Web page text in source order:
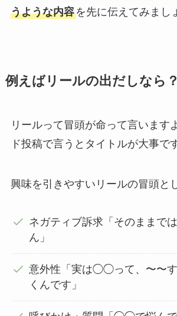
うような内容を先に伝えてみまし
例えばリールの出だしなら？
リールって冒頭が命って言います
ド投稿で言うとタイトルが大事で
興味を引きやすいリールの冒頭と
ネガティブ訴求「そのまま
ん」
意外性「実は◯◯って、〜〜
くんです」